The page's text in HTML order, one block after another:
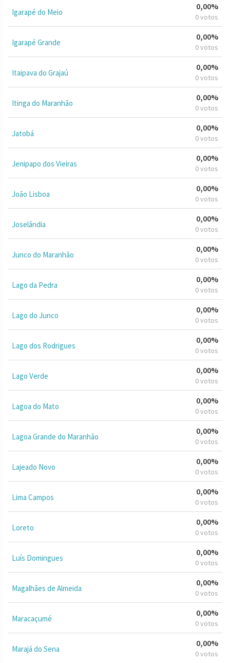
Igarapé do Meio
0,00%
0 votos
Igarapé Grande
0,00%
0 votos
Itaipava do Grajaú
0,00%
0 votos
Itinga do Maranhão
0,00%
0 votos
Jatobá
0,00%
0 votos
Jenipapo dos Vieiras
0,00%
0 votos
João Lisboa
0,00%
0 votos
Joselândia
0,00%
0 votos
Junco do Maranhão
0,00%
0 votos
Lago da Pedra
0,00%
0 votos
Lago do Junco
0,00%
0 votos
Lago dos Rodrigues
0,00%
0 votos
Lago Verde
0,00%
0 votos
Lagoa do Mato
0,00%
0 votos
Lagoa Grande do Maranhão
0,00%
0 votos
Lajeado Novo
0,00%
0 votos
Lima Campos
0,00%
0 votos
Loreto
0,00%
0 votos
Luís Domingues
0,00%
0 votos
Magalhães de Almeida
0,00%
0 votos
Maracaçumé
0,00%
0 votos
Marajá do Sena
0,00%
0 votos